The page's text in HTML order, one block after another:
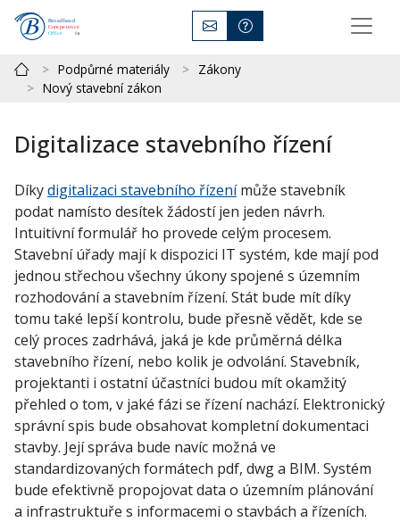
Podpůrné materiály
Zákony
Nový stavební zákon
Digitalizace stavebního řízení
Díkydigitalizaci stavebního řízenímůže stavebník
podat namísto desítek žádostí jen jeden návrh.
Intuitivní formulář ho provede celým procesem.
Stavební úřady mají k dispozici IT systém, kde mají pod
jednou střechou všechny úkony spojené s územním
rozhodování a stavebním řízení. Stát bude mít díky
tomu také lepší kontrolu, bude přesně vědět, kde se
celý proces zadrhává, jaká je kde průměrná délka
stavebního řízení, nebo kolik je odvolání. Stavebník,
projektanti i ostatní účastníci budou mít okamžitý
přehled o tom, v jaké fázi se řízení nachází. Elektronický
správní spis bude obsahovat kompletní dokumentaci
stavby. Její správa bude navíc možná ve
standardizovaných formátech pdf, dwg a BIM. Systém
bude efektivně propojovat data o územním plánování
a infrastruktuře s informacemi o stavbách a řízeních.